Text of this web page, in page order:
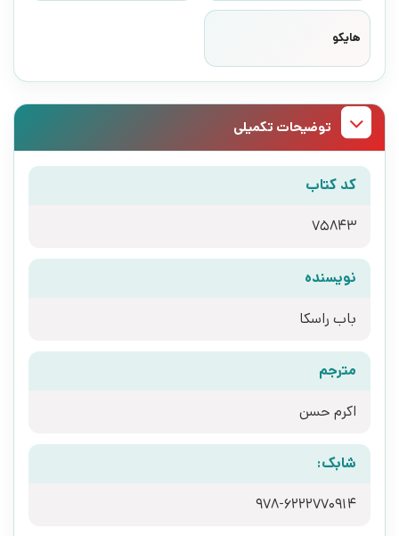
هایکو
توضیحات تکمیلی
کد کتاب
75843
نویسنده
باب راسکا
مترجم
اکرم حسن
شابک:
978-6222770914